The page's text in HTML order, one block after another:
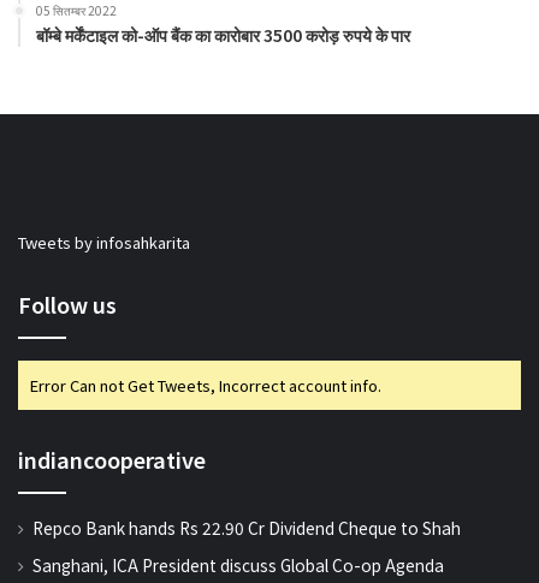
05 सितम्बर 2022
बॉम्बे मर्केंटाइल को-ऑप बैंक का कारोबार 3500 करोड़ रुपये के पार
Tweets by infosahkarita
Follow us
Error Can not Get Tweets, Incorrect account info.
indiancooperative
Repco Bank hands Rs 22.90 Cr Dividend Cheque to Shah
Sanghani, ICA President discuss Global Co-op Agenda